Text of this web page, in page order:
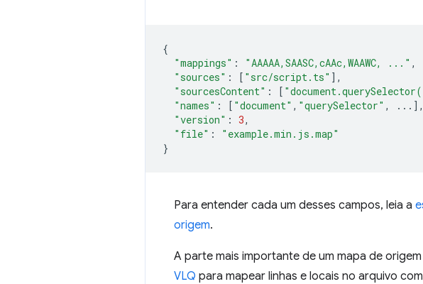
{
"mappings" : "AAAAA,SAASC,cAAc,WAAWC, ..." ,
"sources" : [ "src/script.ts" ],
"sourcesContent" : [
"names" : [ "document" , "querySelector" ,
...],
"version" : 3,
"file" :
"example.min.js.map"
}
Para entender cada um desses campos, leia a
origem.
A parte mais importante de um mapa de
VLQ para mapear linhas e locais no arquivo